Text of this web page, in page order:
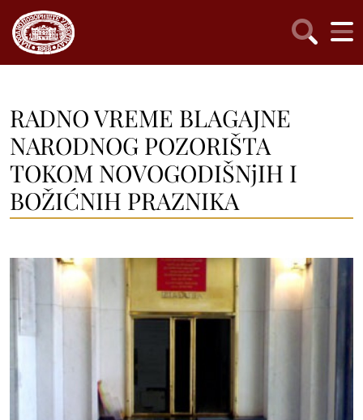
RADNO VREME BLAGAJNE
NARODNOG POZORIŠTA
TOKOM NOVOGODIŠNjIH I
BOŽIĆNIH PRAZNIKA